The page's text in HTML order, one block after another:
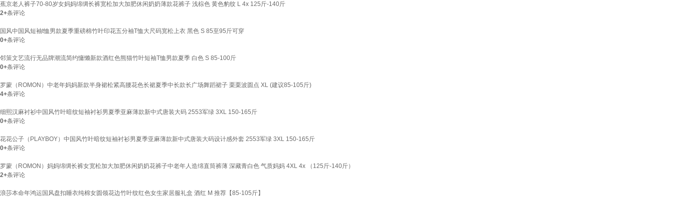
蕉京老人裤子70-80岁女妈妈绵绸长裤宽松加大加肥休闲奶奶薄款花裤子 浅棕色 黄色豹纹 L 4x 125斤-140斤
2+条评论
国风中国风短袖t恤男款夏季重磅棉竹叶印花五分袖T恤大尺码宽松上衣 黑色 S 85至95斤可穿
0+条评论
邻策文艺流行无品牌潮流简约慵懒新款酒红色熊猫竹叶短袖T恤男款夏季 白色 S 85-100斤
0+条评论
罗蒙（ROMON）中老年妈妈新款半身裙松紧高腰花色长裙夏季中长款长广场舞蹈裙子 栗栗波圆点 XL (建议85-105斤)
4+条评论
细熙汉麻衬衫中国风竹叶暗纹短袖衬衫男夏季亚麻薄款新中式唐装大码 2553军绿 3XL 150-165斤
0+条评论
花花公子（PLAYBOY）中国风竹叶暗纹短袖衬衫男夏季亚麻薄款新中式唐装大码设计感外套 2553军绿 3XL 150-165斤
0+条评论
罗蒙（ROMON）妈妈绵绸长裤女宽松加大加肥休闲奶奶花裤子中老年人造绵直筒裤薄 深藏青白色 气质妈妈 4XL 4x （125斤-140斤）
2+条评论
浪莎本命年鸿运国风盘扣睡衣纯棉女圆领花边竹叶纹红色女生家居服礼盒 酒红 M 推荐【85-105斤】